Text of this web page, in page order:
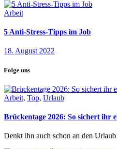
Arbeit
5 Anti-Stress-Tipps im Job
18. August 2022
Folge uns
Arbeit, Top, Urlaub
Brückentage 2026: So sichert ihr
Denkt ihn auch schon an den Urlaub